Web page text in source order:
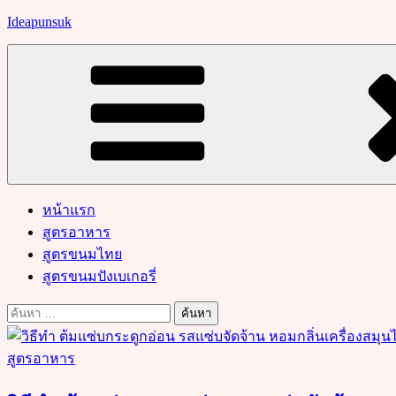
Skip
Ideapunsuk
หน้าแรก
สูตรอาหาร
สูตรขนมไทย
สูตรขนมปังเบเกอรี่
ค้นหา
สำหรับ:
สูตรอาหาร